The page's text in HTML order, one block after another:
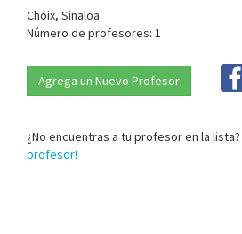
Choix, Sinaloa
Número de profesores: 1
Agrega un Nuevo Profesor
¿No encuentras a tu profesor en la lista?
profesor!